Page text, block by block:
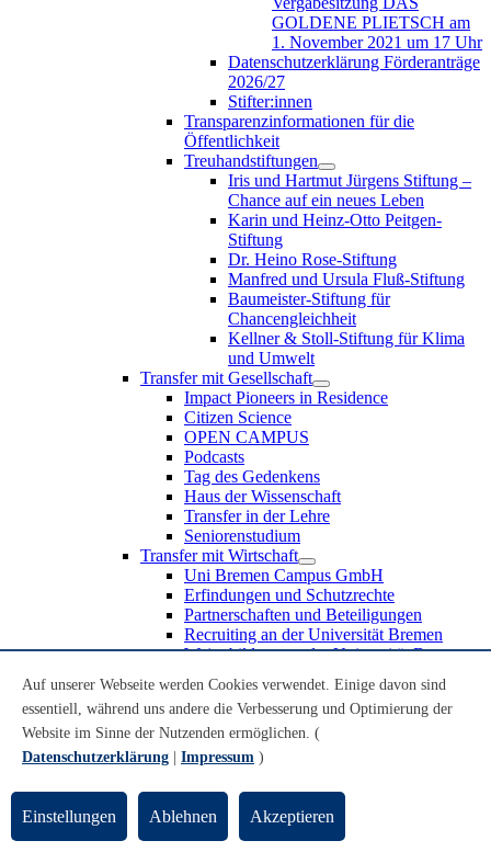
GOLDENE PLIETSCH am
1. November 2021 um 17 Uhr
Datenschutzerklärung Förderanträge
2026/27
Stifter:innen
Transparenzinformationen für die
Öffentlichkeit
Treuhandstiftungen
Iris und Hartmut Jürgens Stiftung –
Chance auf ein neues Leben
Karin und Heinz-Otto Peitgen-
Stiftung
Dr. Heino Rose-Stiftung
Manfred und Ursula Fluß-Stiftung
Baumeister-Stiftung für
Chancengleichheit
Kellner & Stoll-Stiftung für Klima
und Umwelt
Transfer mit Gesellschaft
Impact Pioneers in Residence
Citizen Science
OPEN CAMPUS
Podcasts
Tag des Gedenkens
Haus der Wissenschaft
Transfer in der Lehre
Seniorenstudium
Transfer mit Wirtschaft
Uni Bremen Campus GmbH
Erfindungen und Schutzrechte
Partnerschaften und Beteiligungen
Recruiting an der Universität Bremen
Weiterbildung an der Universität Bremen
Schülerinnen und Schüler
MINT-Schnupperstudium
Schulklassen
Lehrkräfte
UniTransfer - Servicestelle für Transferaktivitäten
Transfermagazin der Universität Bremen
Auf unserer Webseite werden Cookies verwendet. Einige davon sind
essentiell, während uns andere die Verbesserung und Optimierung der
Website im Sinne der Nutzenden ermöglichen. (
Datenschutzerklärung
Impressum )
Einstellungen Ablehnen Akzeptieren